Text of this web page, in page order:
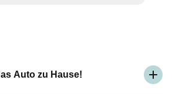
Auto zu Hause!